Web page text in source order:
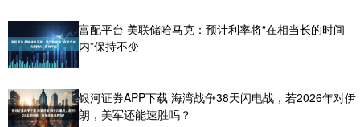
富配平台 美联储哈马克：预计利率将“在相当长的时间
内”保持不变
银河证券APP下载 海湾战争38天闪电战，若2026年对伊
朗，美军还能速胜吗？